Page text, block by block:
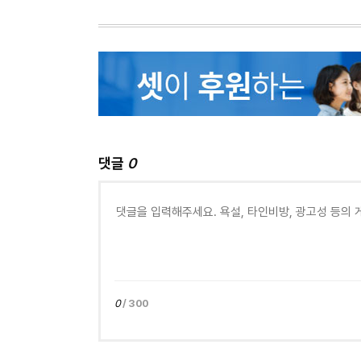
댓글 0
0/ 300